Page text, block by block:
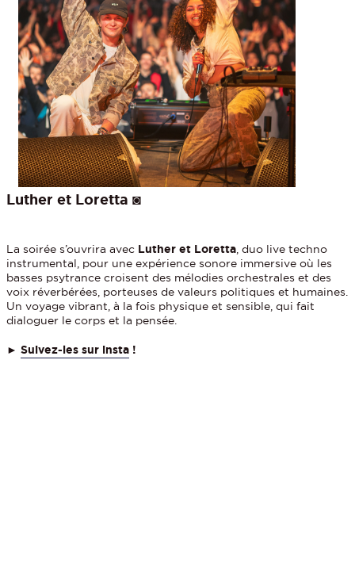
Luther et Loretta ◙
La soirée s’ouvrira avec Luther et Loretta , duo live techno
instrumental, pour une expérience sonore immersive où les
basses psytrance croisent des mélodies orchestrales et des
voix réverbérées, porteuses de valeurs politiques et humaines.
Un voyage vibrant, à la fois physique et sensible, qui fait
dialoguer le corps et la pensée.
► Suivez-les sur insta !